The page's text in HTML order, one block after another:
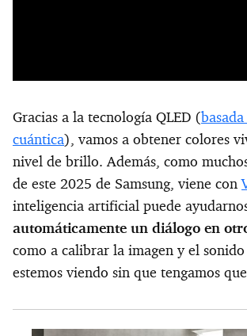
Gracias a la tecnología QLED (
cuántica), vamos a obtener colores
nivel de brillo. Además, como
de este 2025 de Samsung, viene con
inteligencia artificial puede
automáticamente un diálogo en
como a calibrar la imagen y el
estemos viendo sin que tengamos